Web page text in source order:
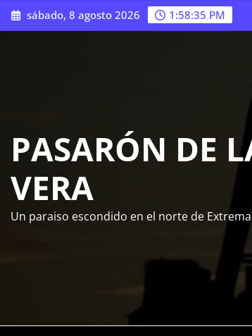
Saltar
al
sábado, 8 agosto 2026 1:58:37 PM
PASARÓN DE
VERA
Un paraiso escondido en el norte de